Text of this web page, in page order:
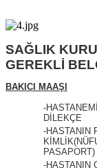
SAĞLIK
GEREKLİ
BAKICI MAAŞI
-
DİLEKÇE
-HASTANIN
PASAPORT)
-HASTANIN